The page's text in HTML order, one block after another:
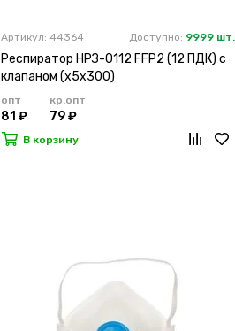
Артикул: 44364 Доступно: 9999 шт.
Респиратор НРЗ-0112 FFP2 (12 ПДК) с
клапаном (х5х300)
опт
81 ₽
кр.опт
79 ₽
В корзину